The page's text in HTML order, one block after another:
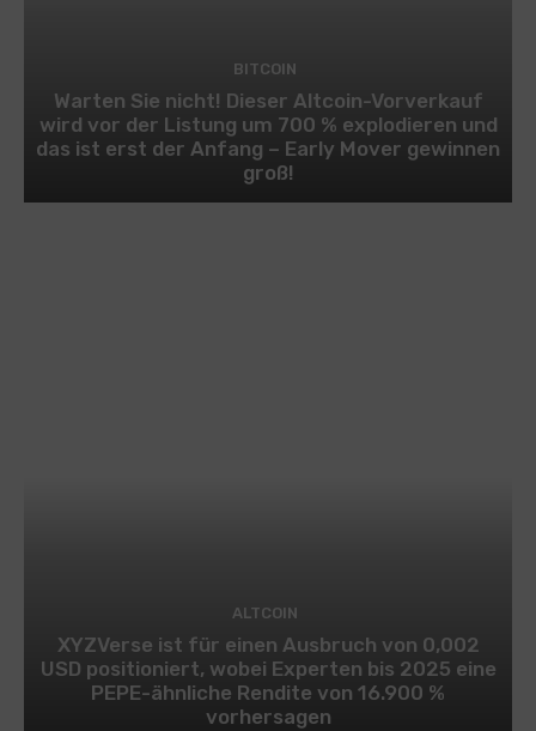
BITCOIN
Warten Sie nicht! Dieser Altcoin-Vorverkauf
wird vor der Listung um 700 % explodieren und
das ist erst der Anfang – Early Mover gewinnen
groß!
ALTCOIN
XYZVerse ist für einen Ausbruch von 0,002
USD positioniert, wobei Experten bis 2025 eine
PEPE-ähnliche Rendite von 16.900 %
vorhersagen